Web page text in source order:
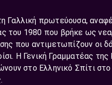
Γαλλική πρωτεύουσα,
του 1980 που βρήκε ως
που αντιμετωπίζουν οι
Η Γενική Γραμματέας
στο Ελληνικό Σπίτι